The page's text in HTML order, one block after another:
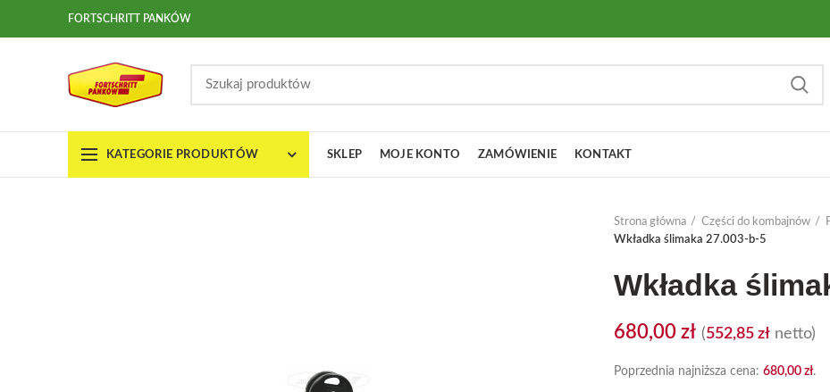
FORTSCHRITT PANKÓW
KATEGORIE PRODUKTÓW SKLEP MOJE KONTO ZAMÓWIENIE KONTAKT
Strona główna Części do kombajnów
Wkładka ślimaka 27.003-b-5
Wkładka
680,00 zł (552,85 zł netto)
Poprzednia najniższa cena: 680,00 zł.